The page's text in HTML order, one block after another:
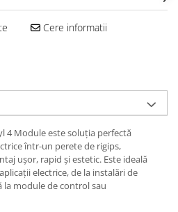
Cere informatii
4 Module este soluția perfectă
într-un perete de rigips,
ușor, rapid și estetic. Este ideală
electrice, de la instalări de
module de control sau